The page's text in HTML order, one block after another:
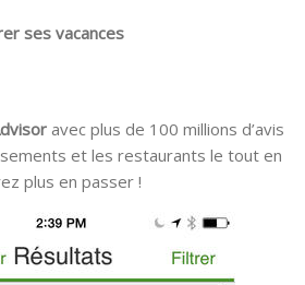
ses vacances
avec plus de 100 millions d’avis
et les restaurants le tout en
plus en passer !